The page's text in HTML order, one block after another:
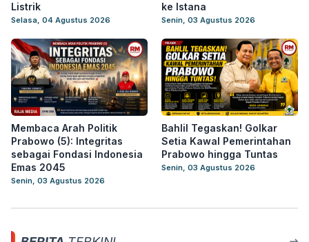
Listrik
Selasa, 04 Agustus 2026
ke Istana
Senin, 03 Agustus 2026
Membaca Arah Politik
Prabowo (5): Integritas
sebagai Fondasi Indonesia
Emas 2045
Senin, 03 Agustus 2026
Bahlil Tegaskan! Golkar
Setia Kawal Pemerintahan
Prabowo hingga Tuntas
Senin, 03 Agustus 2026